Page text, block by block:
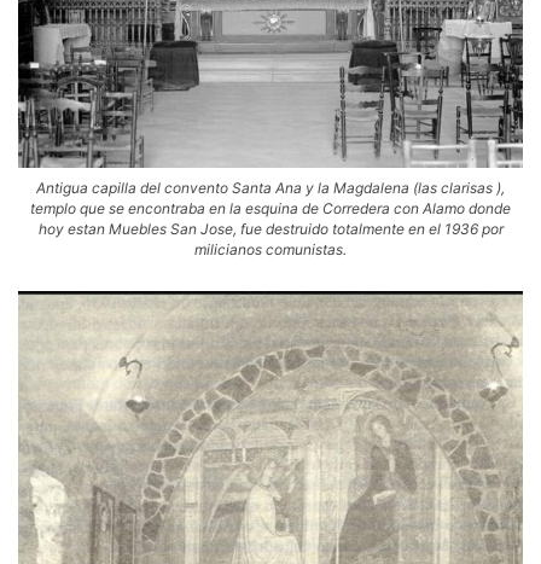
Antigua capilla del convento Santa Ana y la Magdalena (las clarisas ),
templo que se encontraba en la esquina de Corredera con Alamo donde
hoy estan Muebles San Jose, fue destruido totalmente en el 1936 por
milicianos comunistas.